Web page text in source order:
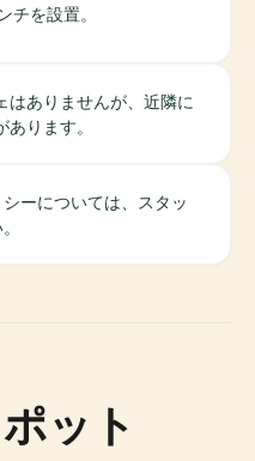
チを設置。
はありませんが、近隣に
ります。
ーについては、スタッ
ット